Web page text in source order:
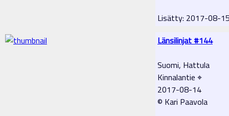
Lisätty: 2017-08-
Länsilinjat #144
Suomi, Hattula
Kinnalantie ⌖
2017-08-14
© Kari Paavola